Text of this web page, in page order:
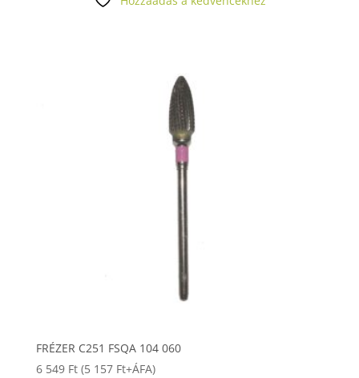
FRÉZER C251 FSQA 104 060
6 549 Ft (5 157 Ft+ÁFA)